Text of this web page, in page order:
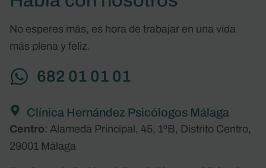
No esperes más, es hora de trabajar en una vida
más plena y feliz.
682 01 01 01
Clínica Hernández Psicólogos Málaga
Centro: Alameda Principal, 45, 1ºB, Distrito Centro,
29001 Málaga